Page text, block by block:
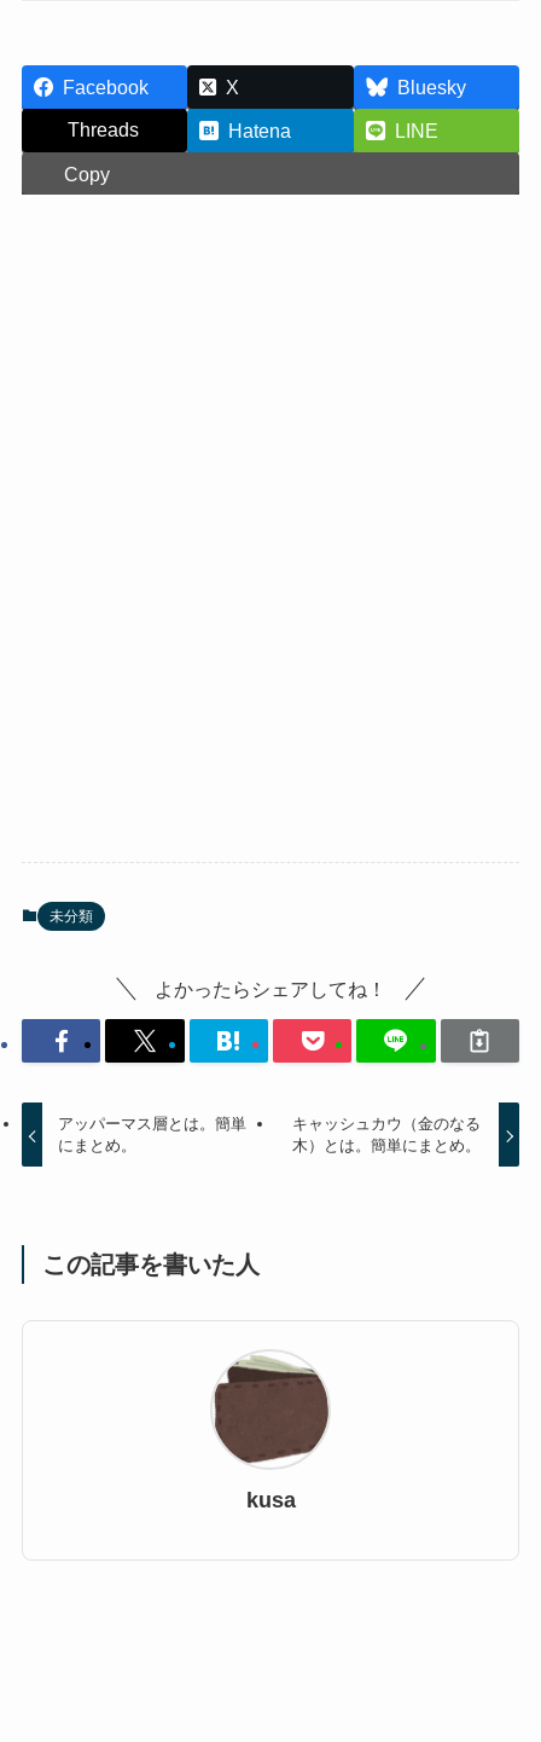
Facebook X
Bluesky
Threads
Hatena
LINE
Copy
未分類
よかったらシェアしてね！
アッパーマス層とは。簡単
にまとめ。
キャッシュカウ（金のなる
木）とは。簡単にまとめ。
この記事を書いた人
kusa